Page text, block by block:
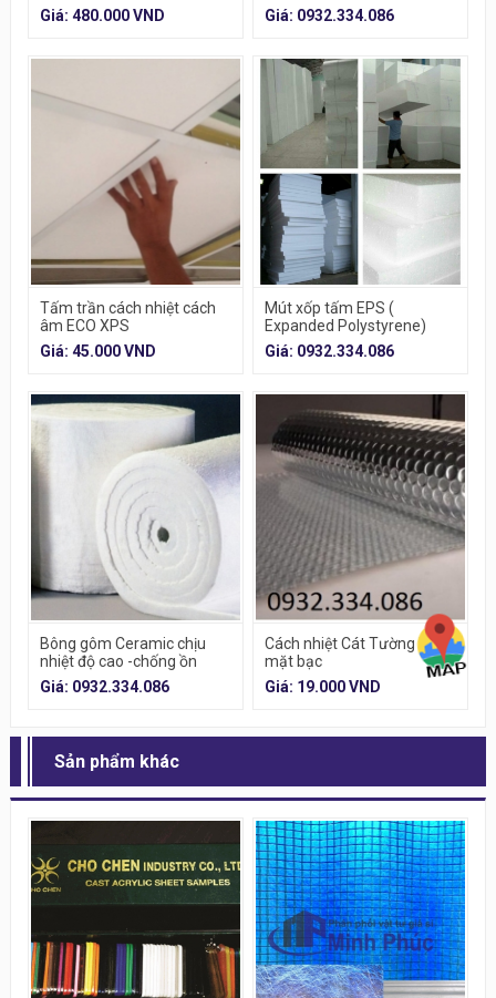
Giá: 480.000 VND
Giá: 0932.334.086
Tấm trần cách nhiệt cách
âm ECO XPS
Giá: 45.000 VND
Mút xốp tấm EPS (
Expanded Polystyrene)
Giá: 0932.334.086
Bông gôm Ceramic chịu
nhiệt độ cao -chống ồn
Giá: 0932.334.086
Cách nhiệt Cát Tường P1-1
mặt bạc
Giá: 19.000 VND
Sản phẩm khác